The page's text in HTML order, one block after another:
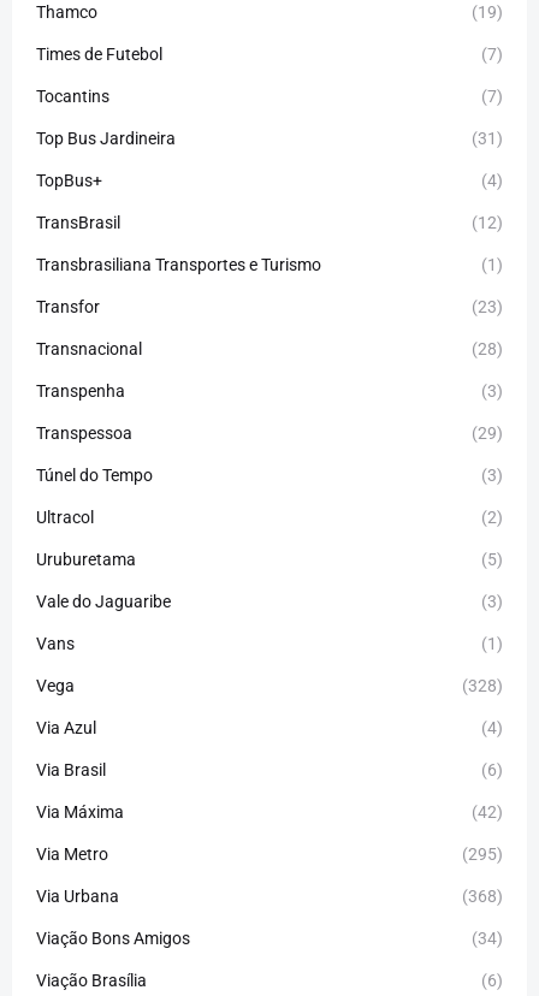
Thamco (19)
Times de Futebol (7)
Tocantins (7)
Top Bus Jardineira (31)
TopBus+ (4)
TransBrasil (12)
Transbrasiliana Transportes e Turismo (1)
Transfor (23)
Transnacional (28)
Transpenha (3)
Transpessoa (29)
Túnel do Tempo (3)
Ultracol (2)
Uruburetama (5)
Vale do Jaguaribe (3)
Vans (1)
Vega (328)
Via Azul (4)
Via Brasil (6)
Via Máxima (42)
Via Metro (295)
Via Urbana (368)
Viação Bons Amigos (34)
Viação Brasília (6)